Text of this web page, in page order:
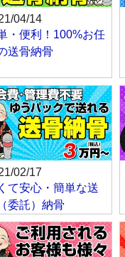
04/14
・便利！100%お任
送骨納骨
02/17
て安心・簡単な送
委託）納骨